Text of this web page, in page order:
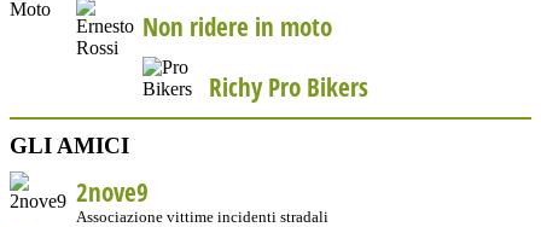
Non ridere in moto
Richy Pro Bikers
GLI AMICI
2nove9
Associazione vittime incidenti stradali